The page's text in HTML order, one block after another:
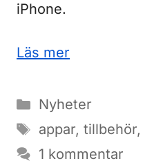
iPhone.
Läs mer
Kategorier
Nyheter
Etiketter
appar, tillbehör,
1 kommentar